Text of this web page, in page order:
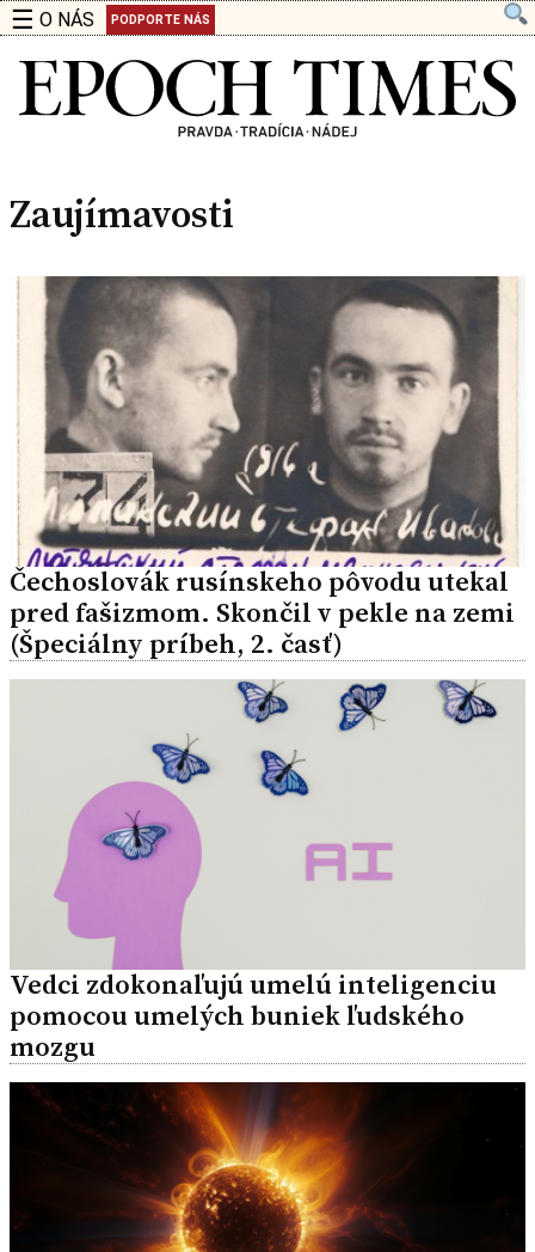
☰ O NÁS PODPORTE NÁS
Zaujímavosti
Čechoslovák rusínskeho pôvodu utekal
pred fašizmom. Skončil v pekle na zemi
(Špeciálny príbeh, 2. časť)
Vedci zdokonaľujú umelú inteligenciu
pomocou umelých buniek ľudského
mozgu